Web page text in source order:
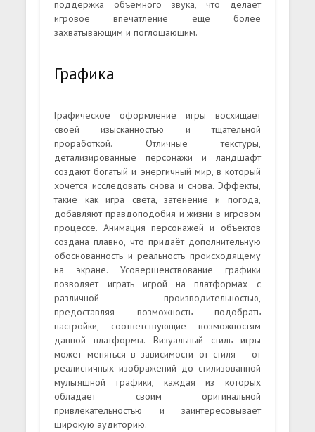
поддержка объемного звука, что делает
игровое впечатление ещё более
захватывающим и поглощающим.
Графика
Графическое оформление игры восхищает
своей изысканностью и тщательной
проработкой. Отличные текстуры,
детализированные персонажи и ландшафт
создают богатый и энергичный мир, в который
хочется исследовать снова и снова. Эффекты,
такие как игра света, затенение и погода,
добавляют правдоподобия и жизни в игровом
процессе. Анимация персонажей и объектов
создана плавно, что придаёт дополнительную
обоснованность и реальность происходящему
на экране. Усовершенствование графики
позволяет играть игрой на платформах с
различной производительностью,
предоставляя возможность подобрать
настройки, соответствующие возможностям
данной платформы. Визуальный стиль игры
может меняться в зависимости от стиля – от
реалистичных изображений до стилизованной
мультяшной графики, каждая из которых
обладает своим оригинальной
привлекательностью и заинтересовывает
широкую аудиторию.